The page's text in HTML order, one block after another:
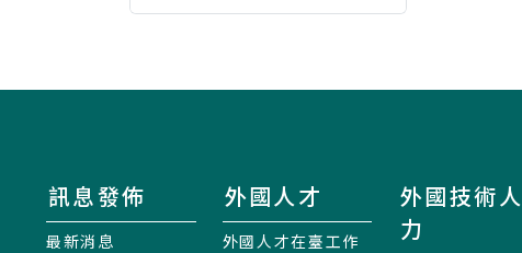
訊息發佈
最新消息
外國人才
外國人才在臺工作
外國技術人
力